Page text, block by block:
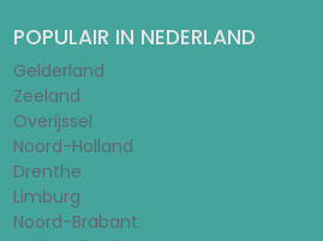
POPULAIR IN NEDERLAND
Gelderland
Zeeland
Overijssel
Noord-Holland
Drenthe
Limburg
Noord-Brabant